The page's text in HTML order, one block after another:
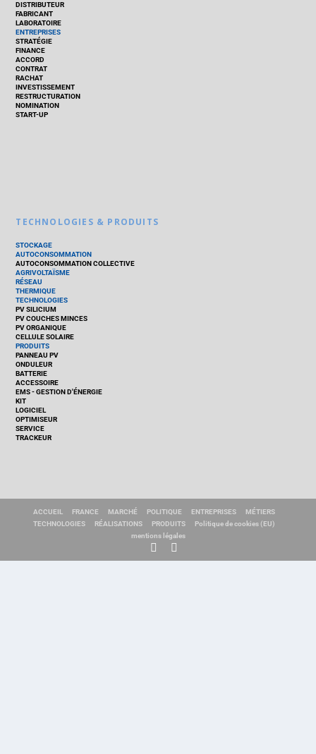
DISTRIBUTEUR
FABRICANT
LABORATOIRE
ENTREPRISES
STRATÉGIE
FINANCE
ACCORD
CONTRAT
RACHAT
INVESTISSEMENT
RESTRUCTURATION
NOMINATION
START-UP
TECHNOLOGIES & PRODUITS
STOCKAGE
AUTOCONSOMMATION
AUTOCONSOMMATION COLLECTIVE
AGRIVOLTAÏSME
RÉSEAU
THERMIQUE
TECHNOLOGIES
PV SILICIUM
PV COUCHES MINCES
PV ORGANIQUE
CELLULE SOLAIRE
PRODUITS
PANNEAU PV
ONDULEUR
BATTERIE
ACCESSOIRE
EMS - GESTION D'ÉNERGIE
KIT
LOGICIEL
OPTIMISEUR
SERVICE
TRACKEUR
ACCUEIL FRANCE MARCHÉ POLITIQUE ENTREPRISES
MÉTIERS
TECHNOLOGIES
RÉALISATIONS PRODUITS
Politique de cookies (EU)
mentions légales